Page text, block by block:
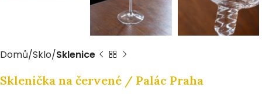
Domů Sklo Sklenice
Sklenička na červené / Palác Praha